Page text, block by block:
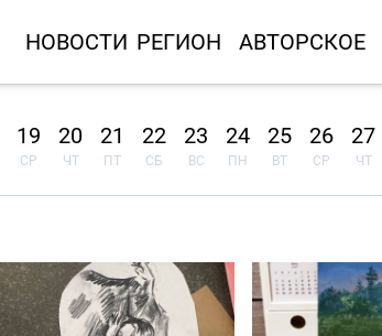
НОВОСТИ РЕГИОН АВТОРСКОЕ
19
СР
20
ЧТ
21
ПТ
22
СБ
23
ВС
24
ПН
25
ВТ
26
СР
27
ЧТ